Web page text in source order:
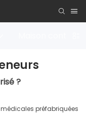
?
préfabriquées